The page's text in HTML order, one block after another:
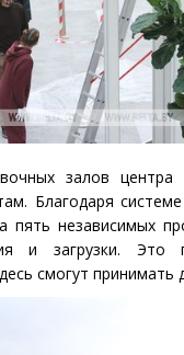
залов
Благодаря
пять независимых
и загрузки.
смогут принимать